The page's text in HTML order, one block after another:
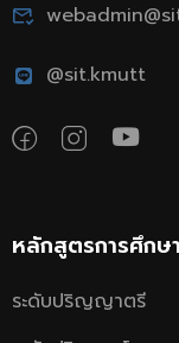
@sit.kmutt
หลักสูตรการศึกษา
ระดับปริญญาตรี